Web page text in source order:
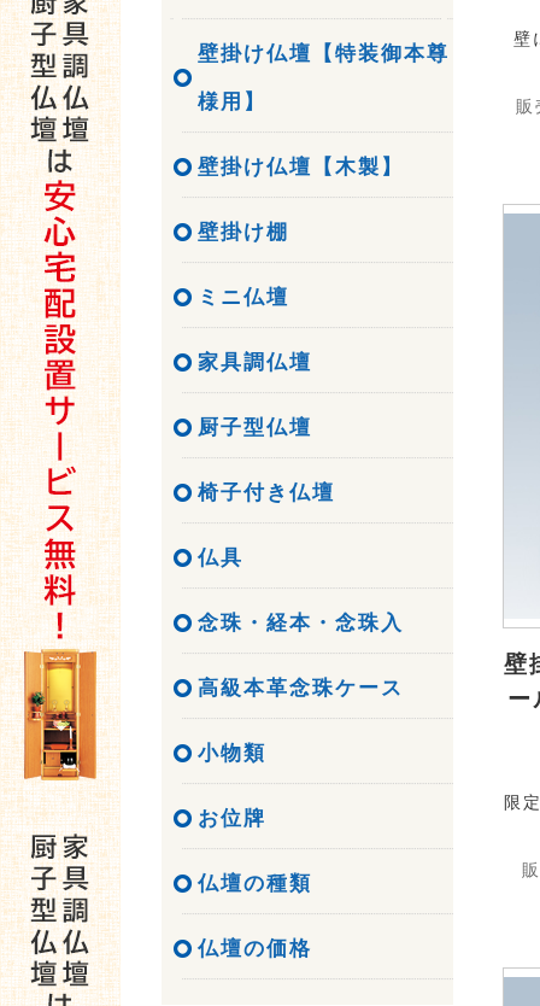
壁
壁
限
壁掛け仏壇【特装御本尊
様用】
壁掛け仏壇【木製】
壁掛け棚
ミニ仏壇
家具調仏壇
厨子型仏壇
椅子付き仏壇
仏具
念珠・経本・念珠入
高級本革念珠ケース
小物類
お位牌
仏壇の種類
仏壇の価格